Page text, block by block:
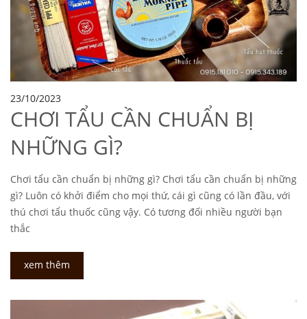
23/10/2023
CHƠI TẨU CẦN CHUẨN BỊ
NHỮNG GÌ?
Chơi tẩu cần chuẩn bị những gì? Chơi tẩu cần chuẩn bị những
gì? Luôn có khởi điểm cho mọi thứ, cái gì cũng có lần đầu, với
thú chơi tẩu thuốc cũng vậy. Có tương đối nhiều người bạn
thắc
xem thêm